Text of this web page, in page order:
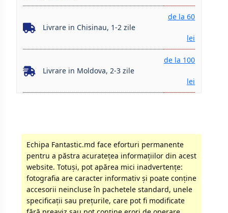
Livrare in Chisinau, 1-2 zile
de la 60
lei
Livrare in Moldova, 2-3 zile
de la 100
lei
Echipa Fantastic.md face eforturi permanente
pentru a păstra acurateţea informaţiilor din acest
website. Totuși, pot apărea mici inadvertenţe:
fotografia are caracter informativ şi poate conţine
accesorii neincluse în pachetele standard, unele
specificaţii sau preţurile, care pot fi modificate